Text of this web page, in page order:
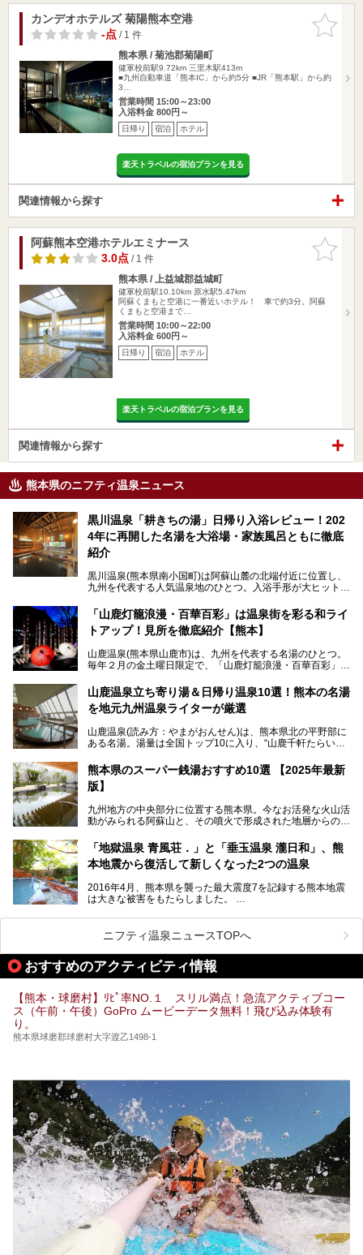
お気に入
りに追加
カンデオホテルズ 菊陽熊本空港
-点/ 1 件
熊本県 / 菊池郡菊陽町
健軍校前駅9.72km 三里木駅413m
■九州自動車道「熊本IC」から約5分 ■JR「熊本駅」から約
3…
営業時間 15:00～23:00
入浴料金 800円～
日帰り 宿泊 ホテル
楽天トラベルの宿泊プランを見る
関連情報から探す
お気に入
りに追加
阿蘇熊本空港ホテルエミナース
3.0点/ 1 件
熊本県 / 上益城郡益城町
健軍校前駅10.10km 原水駅5.47km
阿蘇くまもと空港に一番近いホテル！ 車で約3分。阿蘇
くまもと空港まで…
営業時間 10:00～22:00
入浴料金 600円～
日帰り 宿泊 ホテル
楽天トラベルの宿泊プランを見る
関連情報から探す
熊本県のニフティ温泉ニュース
黒川温泉「耕きちの湯」日帰り入浴レビュー！202
4年に再開した名湯を大浴場・家族風呂ともに徹底
紹介
黒川温泉(熊本県南小国町)は阿蘇山麓の北端付近に位置し、
九州を代表する人気温泉地のひとつ。入浴手形が大ヒット
す。
中でも「耕きち(こうきち)の湯」は露天風呂を持たないもの
り一度廃業しましたが、2024年10月に営業再開。数多くの
温泉ファンに注目される名湯です。
今回は再開した耕きちの湯を訪問し、全浴室(男女別大浴
「山鹿灯籠浪漫・百華百彩」は温泉街を彩る和ライ
トアップ！見所を徹底紹介【熊本】
山鹿温泉(熊本県山鹿市)は、九州を代表する名湯のひとつ。
毎年２月の金土曜日限定で、「山鹿灯籠浪漫・百華百彩」
ます。和傘や竹、ろうそくなどを用いて、和情緒たっぷりの
ライトアップが無料で楽しめます。
日、の合計8日間開催。今回は地元九州在住の筆者が、その
見所を徹底紹介。併せて、その他イベントや立ち寄り湯も併
山鹿温泉立ち寄り湯＆日帰り温泉10選！熊本の名湯
を地元九州温泉ライターが厳選
山鹿温泉(読み方：やまがおんせん)は、熊本県北の平野部に
ある名湯。湯量は全国トップ10に入り、“山鹿千軒たらいな
泉質であり、お湯の良さにも定評があります。
今回は地元九州の温泉ライターの私が実際に入浴した中か
設・家族風呂の3パターンに分類し、合計10施設を厳選して
ご紹介。ぜひ、湯めぐりの参考にして下さいね！
熊本県のスーパー銭湯おすすめ10選 【2025年最新
版】
九州地方の中央部分に位置する熊本県。今なお活発な火山活
動がみられる阿蘇山と、その噴火で形成された地層からの湧
す。
そんな熊本県は、県内の至るところから温泉が湧いている温
泉県でもあります。山鹿温泉、玉名温泉、黒川温泉、人吉温
出すスーパー銭湯が豊富です。なかでも注目のスーパー銭湯
をピックアップしました。
「地獄温泉 青風荘．」と「垂玉温泉 瀧日和」、熊
本地震から復活して新しくなった2つの温泉
2016年4月、熊本県を襲った最大震度7を記録する熊本地震
は大きな被害をもたらしました。
阿蘇山麓の南阿蘇村の「地獄温泉 清風荘」、そして「清風
荘」から400mほど離れた「垂玉（たるたま）温泉 山口旅
館」の2軒は、この地震による土砂崩れなどのために、一時
期は孤立状態に。もしかしたらこの時のニュースで、「地獄
温泉」と「垂玉温泉」の名前を知った人もいるかもしれませ
ん。
この2軒は今どうなっているのでしょうか。実は現在は「地
獄温泉 青風荘．」「垂玉温泉 瀧日和」として営業を再開し
します。
ニフティ温泉ニュースTOPへ
おすすめのアクティビティ情報
【熊本・球磨村】ﾘﾋﾟ率NO.１ スリル満点！急流アクティブコー
ス（午前・午後）GoPro ムービーデータ無料！飛び込み体験有
り。
熊本県球磨郡球磨村大字渡乙1498-1